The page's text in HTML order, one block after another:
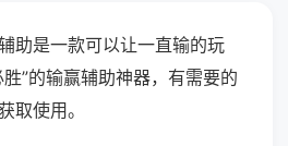
助是一款可以让一直输的玩
”的输赢辅助神器，有需要的
取使用。